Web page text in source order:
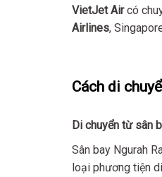
VietJet Aircó
Airlines,
Cách di
Di chuyển từ sân
Sân bay Ngurah
loại phương tiện